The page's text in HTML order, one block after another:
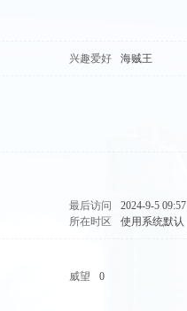
兴趣爱好 海贼王
最后访问
2024-9-5 09:57
所在时区 使用系统默认
威望
0